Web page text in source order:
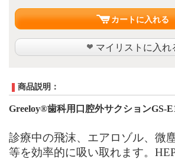
カートに入れる
マイリストに入れ
商品説明：
Greeloy®歯科用口腔外サクションGS-
診療中の飛沫、エアロゾル、微
等を効率的に吸い取れます。